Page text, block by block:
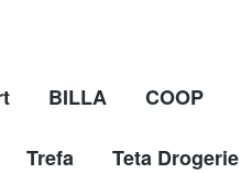
BILLA COOP
Trefa Teta Drogerie